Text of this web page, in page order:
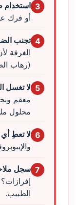
3 استخدام
أو فرك
4 تجنب
الغرفة
(رهاب
5 لا تغسل
معقم
محلول
6 لا تعطِ
7 سجل
الطبيب.